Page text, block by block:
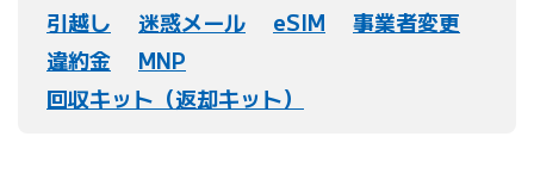
引越し
迷惑メール eSIM
事業者変更
違約金
MNP
回収キット（返却キット）